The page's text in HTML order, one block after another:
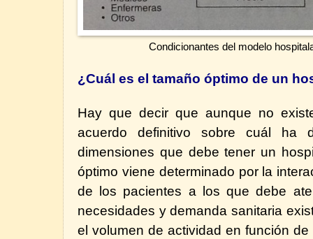
Condicionantes del modelo
¿Cuál es el tamaño óptimo de un
Hay que decir que aunque no
acuerdo definitivo sobre cuál
dimensiones que debe tener un
óptimo viene determinado por la
de los pacientes a los que debe
necesidades y demanda sanitaria
el volumen de actividad en función